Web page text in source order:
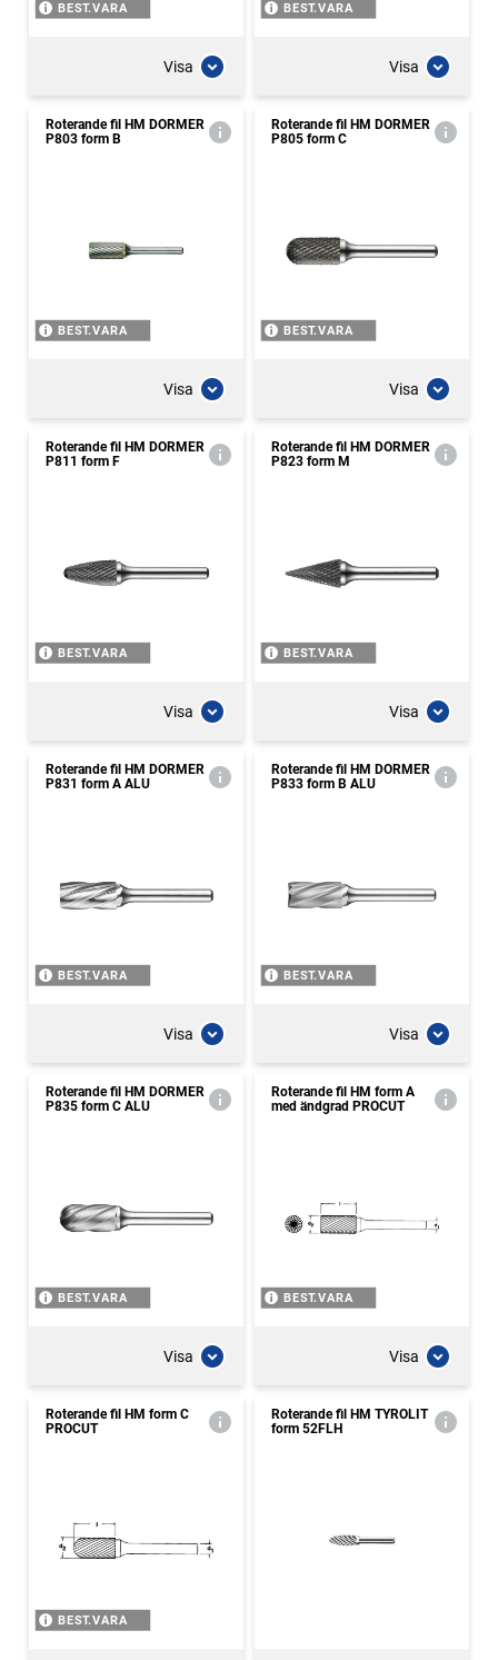
BEST.VARA
Visa
BEST.VARA
Visa
Roterande fil HM DORMER
P803 form B
BEST.VARA
Visa
Roterande fil HM DORMER
P805 form C
BEST.VARA
Visa
Roterande fil HM DORMER
P811 form F
BEST.VARA
Visa
Roterande fil HM DORMER
P823 form M
BEST.VARA
Visa
Roterande fil HM DORMER
P831 form A ALU
BEST.VARA
Visa
Roterande fil HM DORMER
P833 form B ALU
BEST.VARA
Visa
Roterande fil HM DORMER
P835 form C ALU
BEST.VARA
Visa
Roterande fil HM form A
med ändgrad PROCUT
BEST.VARA
Visa
Roterande fil HM form C
PROCUT
BEST.VARA
Roterande fil HM TYROLIT
form 52FLH